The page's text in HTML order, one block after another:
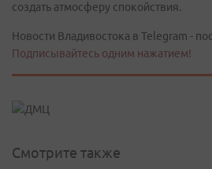
создать атмосферу спокойствия.
Новости Владивостока в Telegram -
Подписывайтесь одним нажатием!
Смотрите также